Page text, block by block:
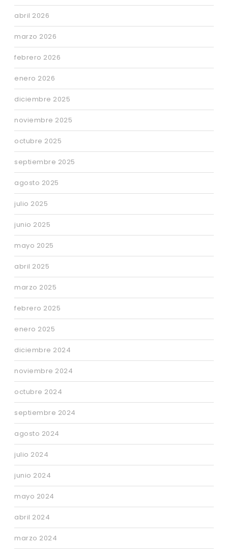
abril 2026
marzo 2026
febrero 2026
enero 2026
diciembre 2025
noviembre 2025
octubre 2025
septiembre 2025
agosto 2025
julio 2025
junio 2025
mayo 2025
abril 2025
marzo 2025
febrero 2025
enero 2025
diciembre 2024
noviembre 2024
octubre 2024
septiembre 2024
agosto 2024
julio 2024
junio 2024
mayo 2024
abril 2024
marzo 2024